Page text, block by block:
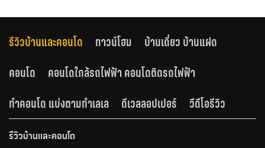
รีวิวบ้านและคอนโด ทาวน์โฮม
บ้านเดี่ยว บ้านแฝด
คอนโด
คอนโดใกล้รถไฟฟ้า คอนโดติดรถไฟฟ้า
ทำคอนโด แบ่งตามทำเลเล
ดีเวลลอปเปอร์ วีดีโอรีวิว
รีวิวบ้านและคอนโด